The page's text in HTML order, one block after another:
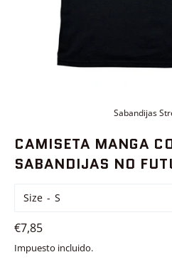
Sabandijas
CAMISETA MANGA
SABANDIJAS NO
Size
Precio
habitual
€7,85
Impuesto incluido.